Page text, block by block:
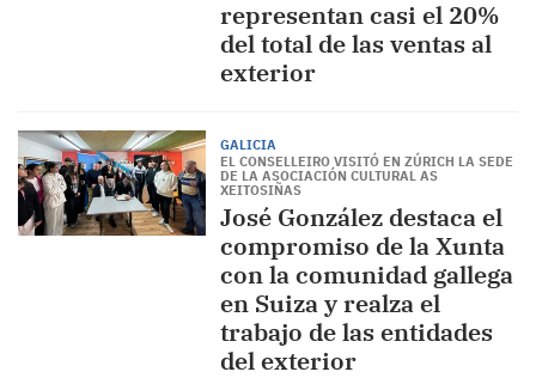
representan casi el 20%
del total de las ventas al
exterior
GALICIA
EL CONSELLEIRO VISITÓ EN ZÚRICH LA SEDE
DE LA ASOCIACIÓN CULTURAL AS
XEITOSIÑAS
José González destaca el
compromiso de la Xunta
con la comunidad gallega
en Suiza y realza el
trabajo de las entidades
del exterior